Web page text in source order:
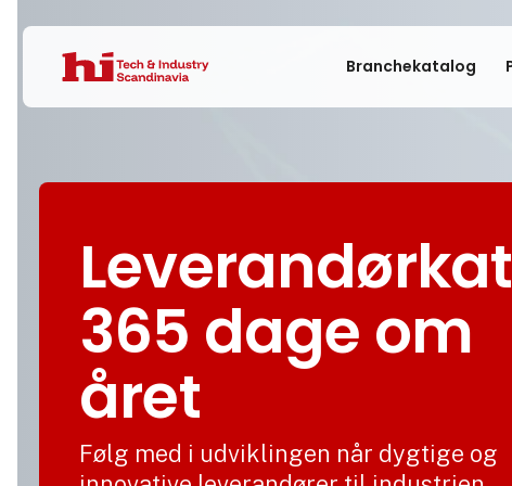
Branchekatalog
365 dage om
året
Følg med i udviklingen når dygtige og